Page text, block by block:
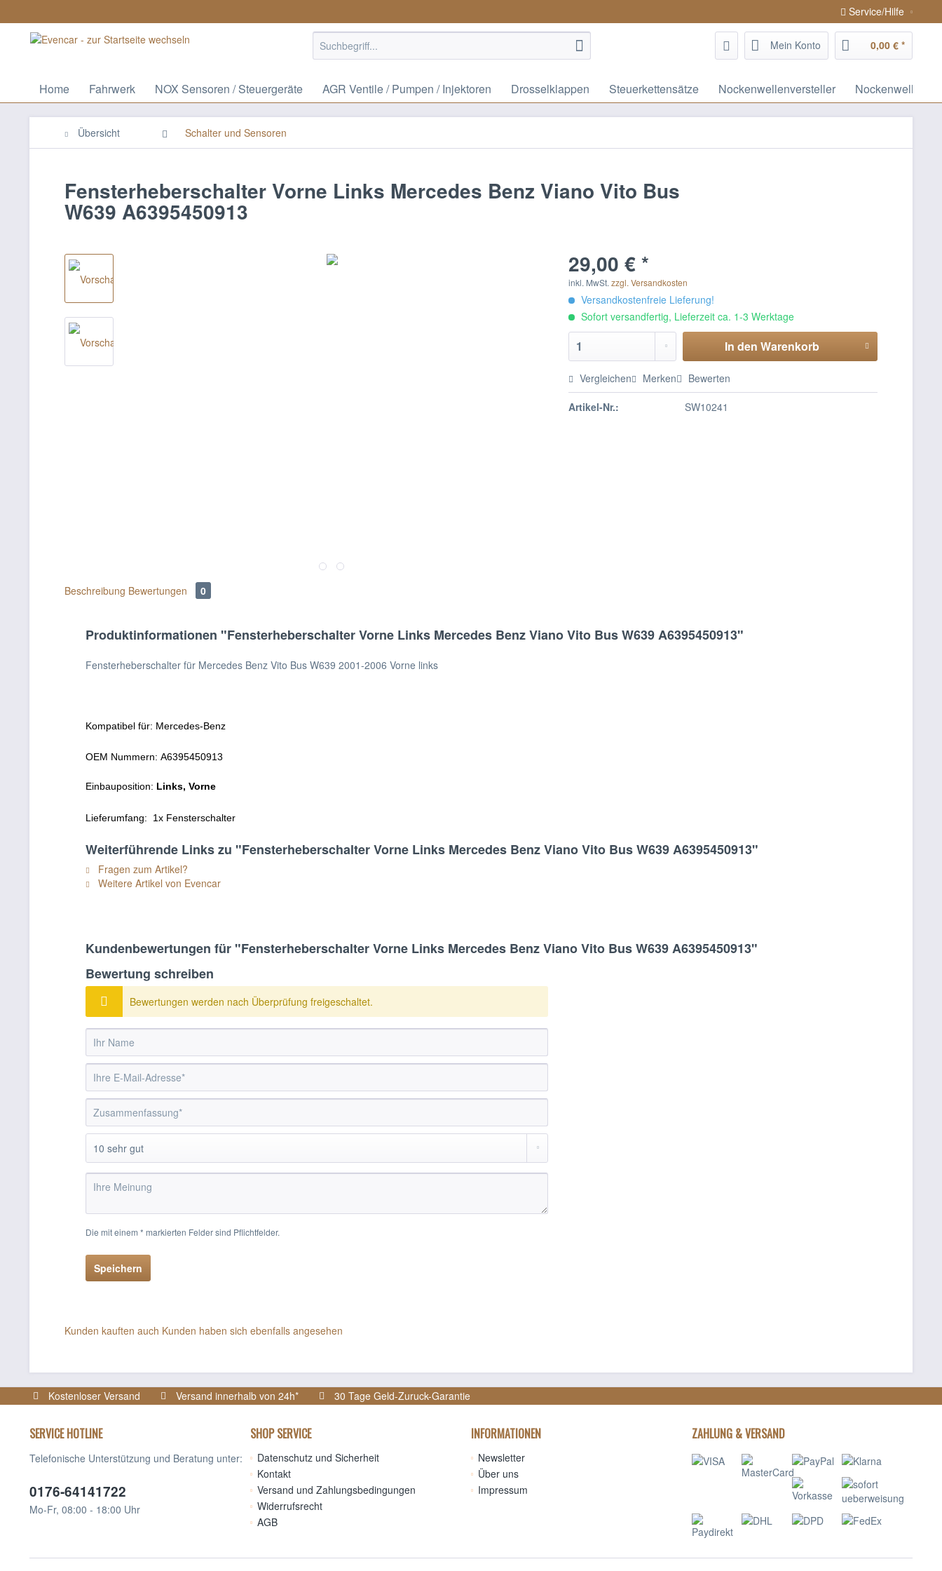
Service/Hilfe
Mein Konto 0,00 € *
Home Fahrwerk NOX Sensoren / Steuergeräte AGR Ventile / Pumpen / Injektoren Drosselklappen Steuerkettensätze Nockenwellenversteller Nockenwellen /
Übersicht Schalter und Sensoren
Fensterheberschalter Vorne Links Mercedes Benz Viano Vito Bus
W639 A6395450913
29,00 € *
inkl. MwSt.zzgl. Versandkosten
Versandkostenfreie Lieferung!
Sofort versandfertig, Lieferzeit ca. 1-3 Werktage
In den Warenkorb
Vergleichen Merken Bewerten
Artikel-Nr.: SW10241
Beschreibung Bewertungen 0
Produktinformationen "Fensterheberschalter Vorne Links Mercedes Benz Viano Vito Bus W639 A6395450913"
Fensterheberschalter für Mercedes Benz Vito Bus W639 2001-2006 Vorne links
Kompatibel für: Mercedes-Benz
OEM Nummern: A6395450913
Einbauposition: Links, Vorne
Lieferumfang: 1x Fensterschalter
Weiterführende Links zu "Fensterheberschalter Vorne Links Mercedes Benz Viano Vito Bus W639 A6395450913"
Fragen zum Artikel?
Weitere Artikel von Evencar
Kundenbewertungen für "Fensterheberschalter Vorne Links Mercedes Benz Viano Vito Bus W639 A6395450913"
Bewertung schreiben
Bewertungen werden nach Überprüfung freigeschaltet.
Die mit einem * markierten Felder sind Pflichtfelder.
Speichern
Kunden kauften auch Kunden haben sich ebenfalls angesehen
Kostenloser Versand Versand innerhalb von 24h* 30 Tage Geld-Zuruck-Garantie
SERVICE HOTLINE
Telefonische Unterstützung und Beratung unter:
0176-64141722
Mo-Fr, 08:00 - 18:00 Uhr
SHOP SERVICE
Datenschutz und Sicherheit
Kontakt
Versand und Zahlungsbedingungen
Widerrufsrecht
AGB
INFORMATIONEN
Newsletter
Über uns
Impressum
ZAHLUNG & VERSAND